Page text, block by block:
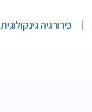
כירורגיה גינקולוגית